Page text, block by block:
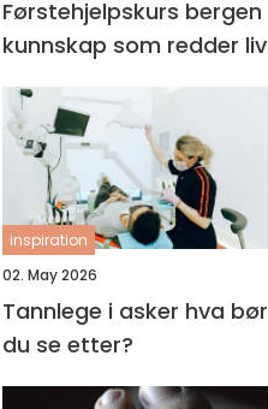
Førstehjelpskurs bergen
kunnskap som redder liv
inspiration
02. May 2026
Tannlege i asker hva bør
du se etter?